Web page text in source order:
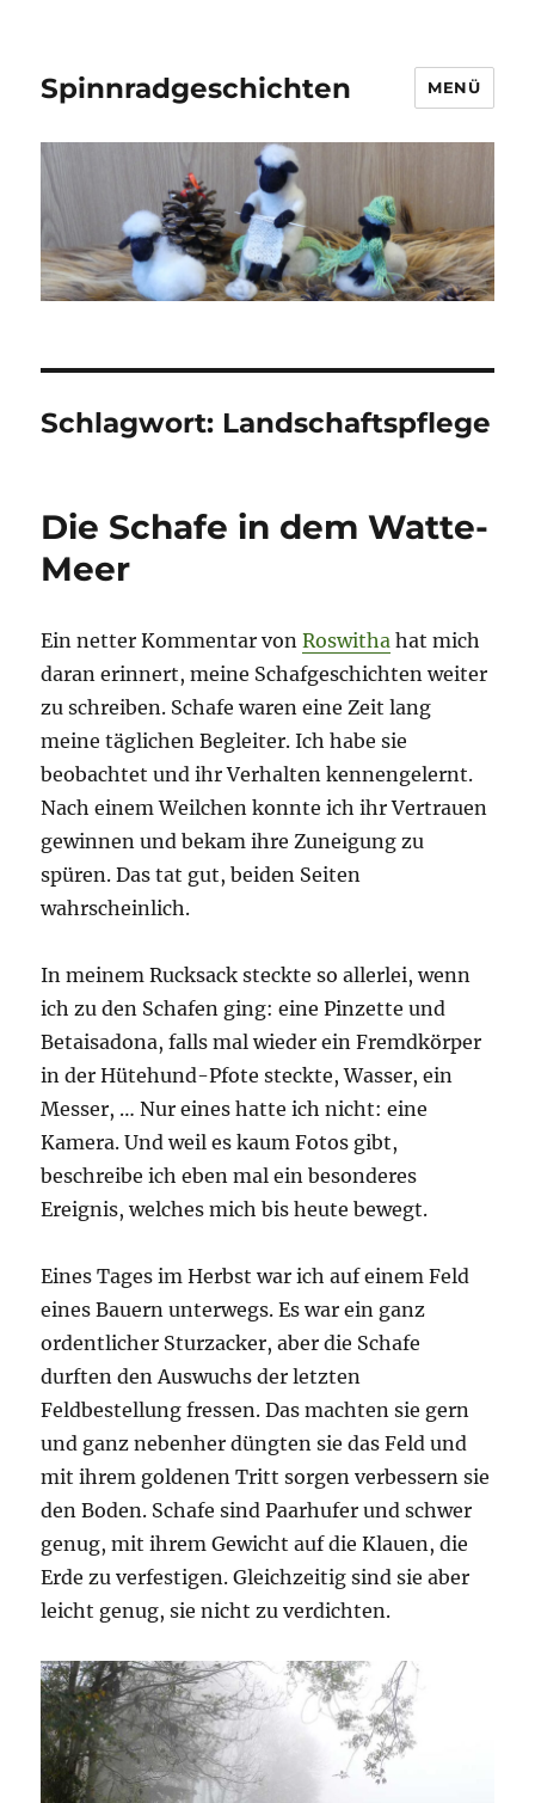
Spinnradgeschichten MENÜ
Schlagwort: Landschaftspflege
Die Schafe in dem Watte-
Meer
Ein netter Kommentar vonRoswitha hat mich
daran erinnert, meine Schafgeschichten weiter
zu schreiben. Schafe waren eine Zeit lang
meine täglichen Begleiter. Ich habe sie
beobachtet und ihr Verhalten kennengelernt.
Nach einem Weilchen konnte ich ihr Vertrauen
gewinnen und bekam ihre Zuneigung zu
spüren. Das tat gut, beiden Seiten
wahrscheinlich.
In meinem Rucksack steckte so allerlei, wenn
ich zu den Schafen ging: eine Pinzette und
Betaisadona, falls mal wieder ein Fremdkörper
in der Hütehund-Pfote steckte, Wasser, ein
Messer, … Nur eines hatte ich nicht: eine
Kamera. Und weil es kaum Fotos gibt,
beschreibe ich eben mal ein besonderes
Ereignis, welches mich bis heute bewegt.
Eines Tages im Herbst war ich auf einem Feld
eines Bauern unterwegs. Es war ein ganz
ordentlicher Sturzacker, aber die Schafe
durften den Auswuchs der letzten
Feldbestellung fressen. Das machten sie gern
und ganz nebenher düngten sie das Feld und
mit ihrem goldenen Tritt sorgen verbessern sie
den Boden. Schafe sind Paarhufer und schwer
genug, mit ihrem Gewicht auf die Klauen, die
Erde zu verfestigen. Gleichzeitig sind sie aber
leicht genug, sie nicht zu verdichten.